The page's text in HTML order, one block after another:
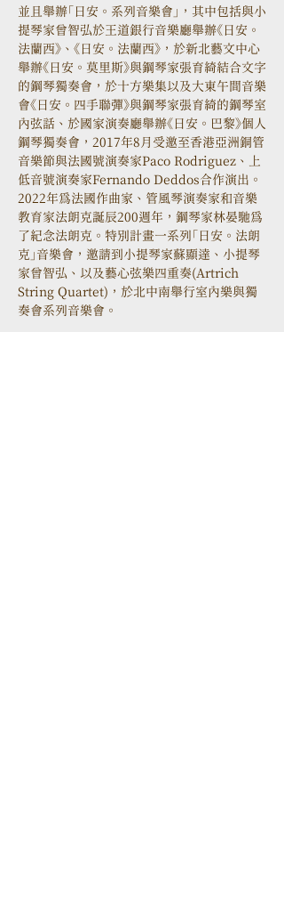
並且舉辦「日安。系列音樂會」，其中包括與小
提琴家曾智弘於王道銀行音樂廳舉辦《日安。
法蘭西》、《日安。法蘭西》，於新北藝文中心
舉辦《日安。莫里斯》與鋼琴家張育綺結合文字
的鋼琴獨奏會，於十方樂集以及大東午間音樂
會《日安。四手聯彈》與鋼琴家張育綺的鋼琴室
內弦話、於國家演奏廳舉辦《日安。巴黎》個人
鋼琴獨奏會，2017年8月受邀至香港亞洲銅管
音樂節與法國號演奏家Paco Rodriguez、上
低音號演奏家Fernando Deddos合作演出。
2022年為法國作曲家、管風琴演奏家和音樂
教育家法朗克誕辰200週年，鋼琴家林晏馳為
了紀念法朗克。特別計畫一系列「日安。法朗
克」音樂會，邀請到小提琴家蘇顯達、小提琴
家曾智弘、以及藝心弦樂四重奏(Artrich
String Quartet)，於北中南舉行室內樂與獨
奏會系列音樂會。